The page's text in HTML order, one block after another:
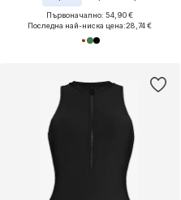
Първоначално: 54,90 €
Последна най-ниска цена:28,74 €